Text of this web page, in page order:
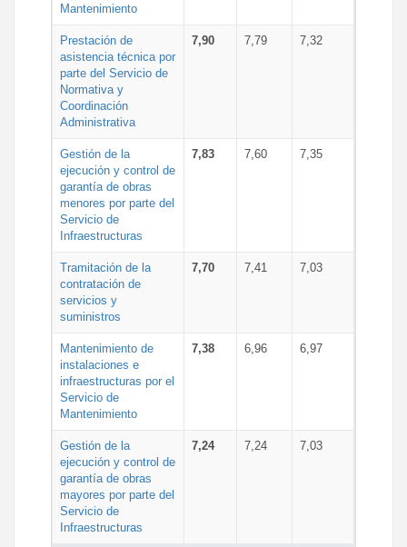
Mantenimiento
Prestación de
asistencia técnica por
parte del Servicio de
Normativa y
Coordinación
Administrativa
7,90 7,79 7,32
Gestión de la
ejecución y control de
garantía de obras
menores por parte del
Servicio de
Infraestructuras
7,83 7,60 7,35
Tramitación de la
contratación de
servicios y
suministros
7,70 7,41 7,03
Mantenimiento de
instalaciones e
infraestructuras por el
Servicio de
Mantenimiento
7,38 6,96 6,97
Gestión de la
ejecución y control de
garantía de obras
mayores por parte del
Servicio de
Infraestructuras
7,24 7,24 7,03